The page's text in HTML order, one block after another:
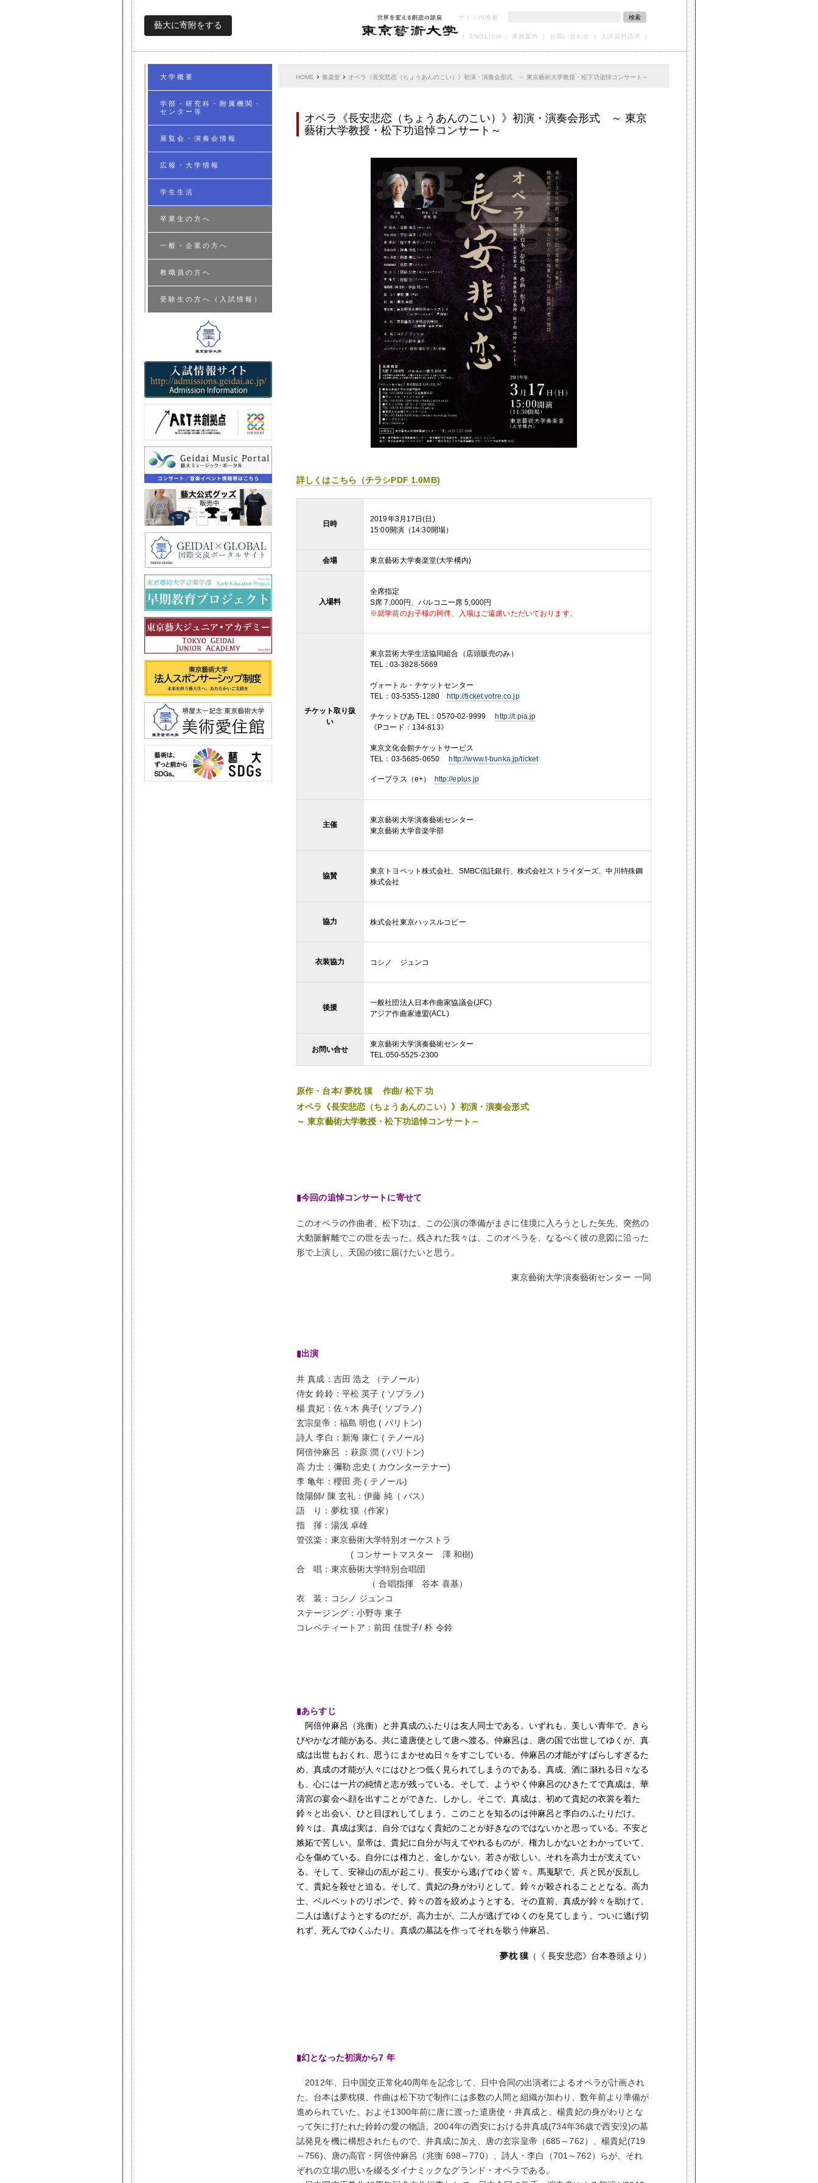
藝大に寄附をする
サイト内検索 検索
| ENGLISH | 来校案内 | お問い合わせ | 入試資料請求 |
大学概要
学部・研究科・附属機関・
センター等
展覧会・演奏会情報
広報・大学情報
学生生活
卒業生の方へ
一般・企業の方へ
教職員の方へ
受験生の方へ（入試情報）
HOME › 奏楽堂 › オペラ《長安悲恋（ちょうあんのこい）》初演・演奏会形式 ～ 東京藝術大学教授・松下功追悼コンサート～
オペラ《長安悲恋（ちょうあんのこい）》初演・演奏会形式 ～ 東京
藝術大学教授・松下功追悼コンサート～
詳しくはこちら（チラシPDF 1.0MB)
日時
2019年3月17日(日)
15:00開演（14:30開場）
会場 東京藝術大学奏楽堂(大学構内)
入場料
全席指定
S席 7,000円、バルコニー席 5,000円
※就学前のお子様の同伴、入場はご遠慮いただいております。
チケット取り扱
い
東京芸術大学生活協同組合（店頭販売のみ）
TEL : 03-3828-5669
ヴォートル・チケットセンター
TEL：03-5355-1280http://ticket.votre.co.jp
チケットぴあ TEL：0570-02-9999
http://t.pia.jp
《Pコード：134-813》
東京文化会館チケットサービス
TEL：03-5685-0650http://www.t-bunka.jp/ticket
イープラス（e+） http://eplus.jp
主催
東京藝術大学演奏藝術センター
東京藝術大学音楽学部
協賛
東京トヨペット株式会社、SMBC信託銀行、株式会社ストライダーズ、中川特殊鋼
株式会社
協力 株式会社東京ハッスルコピー
衣装協力 コシノ ジュンコ
後援
一般社団法人日本作曲家協議会(JFC)
アジア作曲家連盟(ACL)
お問い合せ
東京藝術大学演奏藝術センター
TEL:050-5525-2300
原作・台本/ 夢枕 獏 作曲/ 松下 功
オペラ《長安悲恋（ちょうあんのこい）》初演・演奏会形式
～ 東京藝術大学教授・松下功追悼コンサート～
▮今回の追悼コンサートに寄せて
このオペラの作曲者、松下功は、この公演の準備がまさに佳境に入ろうとした矢先、突然の
大動脈解離でこの世を去った。残された我々は、このオペラを、なるべく彼の意図に沿った
形で上演し、天国の彼に届けたいと思う。
東京藝術大学演奏藝術センター 一同
▮出演
井 真成：吉田 浩之 （テノール）
侍女 鈴鈴：平松 英子 ( ソプラノ)
楊 貴妃：佐々木 典子( ソプラノ)
玄宗皇帝：福島 明也 ( バリトン)
詩人 李白：新海 康仁 ( テノール)
阿倍仲麻呂 ：萩原 潤 ( バリトン)
高 力士：彌勒 忠史 ( カウンターテナー)
李 亀年：櫻田 亮 ( テノール)
陰陽師/ 陳 玄礼：伊藤 純（ バス）
語 り：夢枕 獏（作家）
指 揮：湯浅 卓雄
管弦楽：東京藝術大学特別オーケストラ
( コンサートマスター 澤 和樹)
合 唱：東京藝術大学特別合唱団
（ 合唱指揮 谷本 喜基）
衣 装：コシノ ジュンコ
ステージング：小野寺 東子
コレペティートア：前田 佳世子/ 朴 令鈴
▮あらすじ
阿倍仲麻呂（兆衡）と井真成のふたりは友人同士である。いずれも、美しい青年で、きら
びやかな才能がある。共に遣唐使として唐へ渡る。仲麻呂は、唐の国で出世してゆくが、真
成は出世もおくれ、思うにまかせぬ日々をすごしている。仲麻呂の才能がすばらしすぎるた
め、真成の才能が人々にはひとつ低く見られてしまうのである。真成、酒に溺れる日々なる
も、心には一片の純情と志が残っている。そして、ようやく仲麻呂のひきたてで真成は、華
清宮の宴会へ顔を出すことができた。しかし、そこで、真成は、初めて貴妃の衣裳を着た
鈴々と出会い、ひと目ぼれしてしまう。このことを知るのは仲麻呂と李白のふたりだけ。
鈴々は、真成は実は、自分ではなく貴妃のことが好きなのではないかと思っている。不安と
嫉妬で苦しい。皇帝は、貴妃に自分が与えてやれるものが、権力しかないとわかっていて、
心を傷めている。自分には権力と、金しかない。若さが欲しい。それを高力士が支えてい
る。そして、安禄山の乱が起こり、長安から逃げてゆく皆々。馬嵬駅で、兵と民が反乱し
て、貴妃を殺せと迫る。そして、貴妃の身がわりとして、鈴々が殺されることとなる。高力
士、ベルベットのリボンで、鈴々の首を絞めようとする。その直前、真成が鈴々を助けて、
二人は逃げようとするのだが、高力士が、二人が逃げてゆくのを見てしまう。ついに逃げ切
れず、死んでゆくふたり。真成の墓誌を作ってそれを歌う仲麻呂。
夢枕 獏（《 長安悲恋》台本巻頭より）
▮幻となった初演から7 年
2012年、日中国交正常化40周年を記念して、日中合同の出演者によるオペラが計画され
た。台本は夢枕獏、作曲は松下功で制作には多数の人間と組織が加わり、数年前より準備が
進められていた。およそ1300年前に唐に渡った遣唐使・井真成と、楊貴妃の身がわりとな
って矢に打たれた鈴鈴の愛の物語。2004年の西安における井真成(734年36歳で西安没)の墓
誌発見を機に構想されたもので、井真成に加え、唐の玄宗皇帝（685～762）、楊貴妃(719
～756)、唐の高官・阿倍仲麻呂（兆衡 698～770）、詩人・李白（701～762）らが、それ
ぞれの立場の思いを綴るダイナミックなグランド・オペラである。